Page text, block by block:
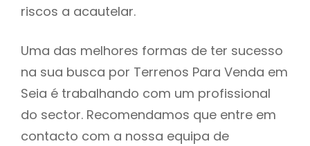
riscos a acautelar.
Uma das melhores formas de ter sucesso
na sua busca por Terrenos Para Venda em
Seia é trabalhando com um profissional
do sector. Recomendamos que entre em
contacto com a nossa equipa de